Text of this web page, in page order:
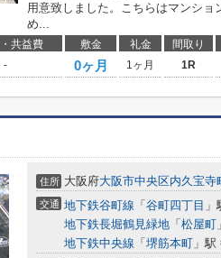
用意致しました。こちらはマンショ
め...
共益費 敷金 礼金 間取り
- 0ヶ月 1ヶ月 1R
住所 大阪府大阪市中央区内久宝寺
交通 地下鉄谷町線 「 谷町四丁目
地下鉄長堀鶴見緑地 「 松屋町
地下鉄中央線 「 堺筋本町 」駅